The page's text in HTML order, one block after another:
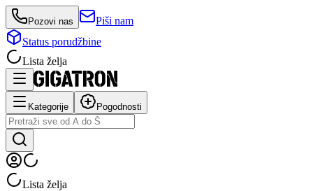
Pozovi nas
Piši nam
Status porudžbine
Lista želja
Kategorije Pogodnosti
Lista želja